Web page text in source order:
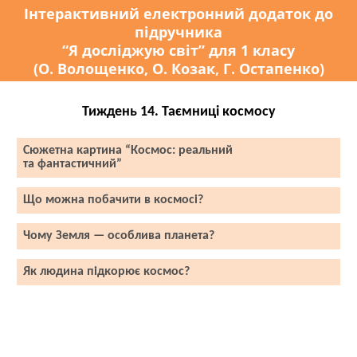
Інтерактивний електронний додаток до
підручника
“Я досліджую світ” для 1 класу
(О. Волощенко, О. Козак, Г. Остапенко)
Тиждень 14. Таємниці космосу
Сюжетна картина “Космос: реальний
та фантастичний”
Що можна побачити в космосі?
Чому Земля — особлива планета?
Як людина підкорює космос?